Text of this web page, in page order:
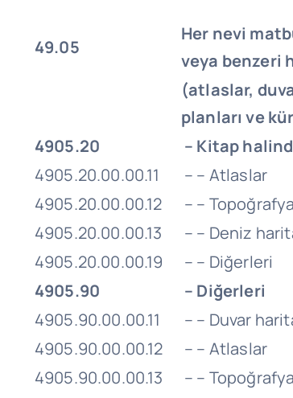
49.05
Her nevi
veya benzeri
(atlaslar,
planları ve
4905.20
– Kitap
4905.20.00.00.11
– – Atlaslar
4905.20.00.00.12
– –
4905.20.00.00.13
– – Deniz
4905.20.00.00.19
– – Diğerleri
4905.90
– Diğerleri
4905.90.00.00.11
– – Duvar
4905.90.00.00.12
– – Atlaslar
4905.90.00.00.13
– –